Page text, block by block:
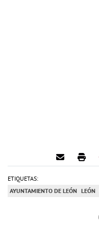
ETIQUETAS:
AYUNTAMIENTO DE LEÓN LEÓN